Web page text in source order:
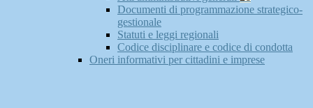
Documenti di programmazione strategico-
gestionale
Statuti e leggi regionali
Codice disciplinare e codice di condotta
Oneri informativi per cittadini e imprese